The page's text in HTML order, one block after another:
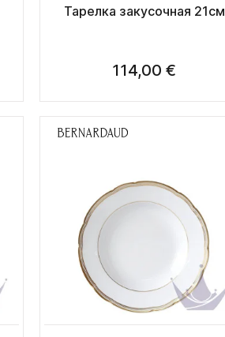
Тарелка закусочная 21см
114,00 €